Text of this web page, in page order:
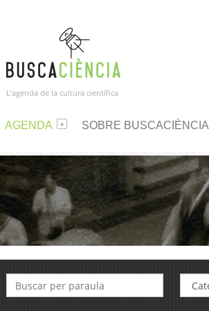
L’agenda de la cultura científica
AGENDA SOBRE BUSCACIÈNCIA